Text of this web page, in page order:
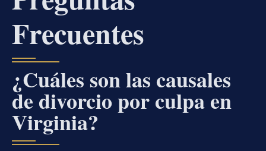
Frecuentes
¿Cuáles son las causales
de divorcio por culpa en
Virginia?